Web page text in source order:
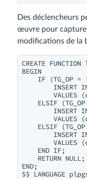
Des déclencheurs
œuvre pour
modifications de la
CREATE
BEGIN
IF (TG_OP =
INSERT
VALUES
ELSIF
INSERT
VALUES
ELSIF
INSERT
VALUES
    END IF;
    RETURN NULL;
END;
$$ LANGUAGE